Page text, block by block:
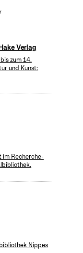
Verlag
zum 14.
und Kunst:
Recherche-
Nippes